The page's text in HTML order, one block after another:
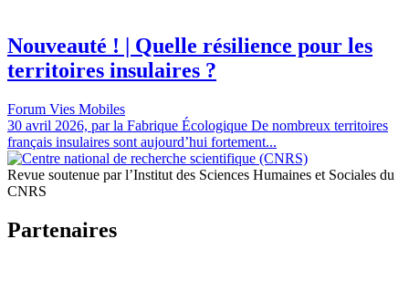
Nouveauté ! | Quelle résilience pour les
territoires insulaires ?
Forum Vies Mobiles
30 avril 2026, par la Fabrique Écologique De nombreux territoires
français insulaires sont aujourd’hui fortement...
Revue soutenue par l’Institut des Sciences Humaines et Sociales du
CNRS
Partenaires